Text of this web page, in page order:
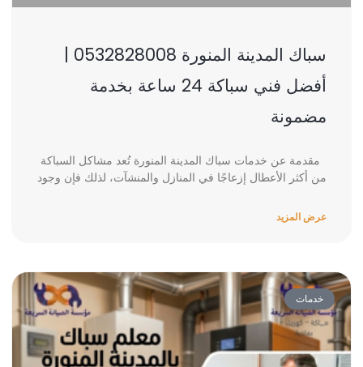
سباك المدينة المنورة 0532828008 |
أفضل فني سباكة 24 ساعة بخدمة
مضمونة
مقدمة عن خدمات سباك المدينة المنورة تُعد مشاكل السباكة
من أكثر الأعطال إزعاجًا في المنازل والمنشآت، لذلك فإن وجود
عرض المزيد
خدمات